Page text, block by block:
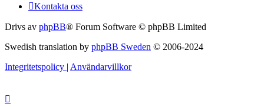
Kontakta oss
Drivs av phpBB® Forum Software © phpBB Limited
Swedish translation by phpBB Sweden © 2006-2024
Integritetspolicy | Användarvillkor